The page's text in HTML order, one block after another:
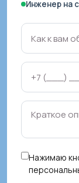
Инженер на
Нажимаю